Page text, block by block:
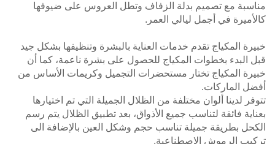
مناسبة مع تصميم بدلة الزفاف وتطل العروس على ضيوفها
كالأميرة في أجمل ليالي العمر.
خبيرة المكياج تقدم خدمات العناية بالبشرة وتنظيفها بشكل جيد
قبل البدء بخطوات المكياج للحصول على بشرة ناعمة، كما أن
خبيرة المكياج تختار مستحضرات التجميل وكريمات الأساس من
أفضل الماركات.
تتوفر لدينا ألوان مختلفة من الظلال الجميلة التي تم اختيارها
بعناية فائقة لتناسب جميع الأذواق، بعد تطبيق الظلال يتم رسم
الكحل بطريقة جميلة تناسب حجم وشكل العين بالإضافة الى
تركيب الرموش الاصطناعية.